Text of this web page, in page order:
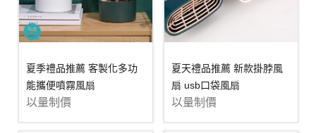
夏季禮品推薦 客製化多功
能攜便噴霧風扇
以量制價
夏天禮品推薦 新款掛脖風
扇 usb口袋風扇
以量制價